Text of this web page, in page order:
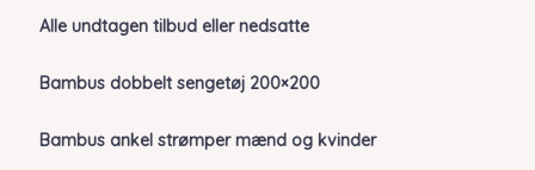
Alle undtagen tilbud eller nedsatte
Bambus dobbelt sengetøj 200×200
Bambus ankel strømper mænd og kvinder